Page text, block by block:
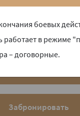
Забронировать
боевых
работает в режиме
– договорные.